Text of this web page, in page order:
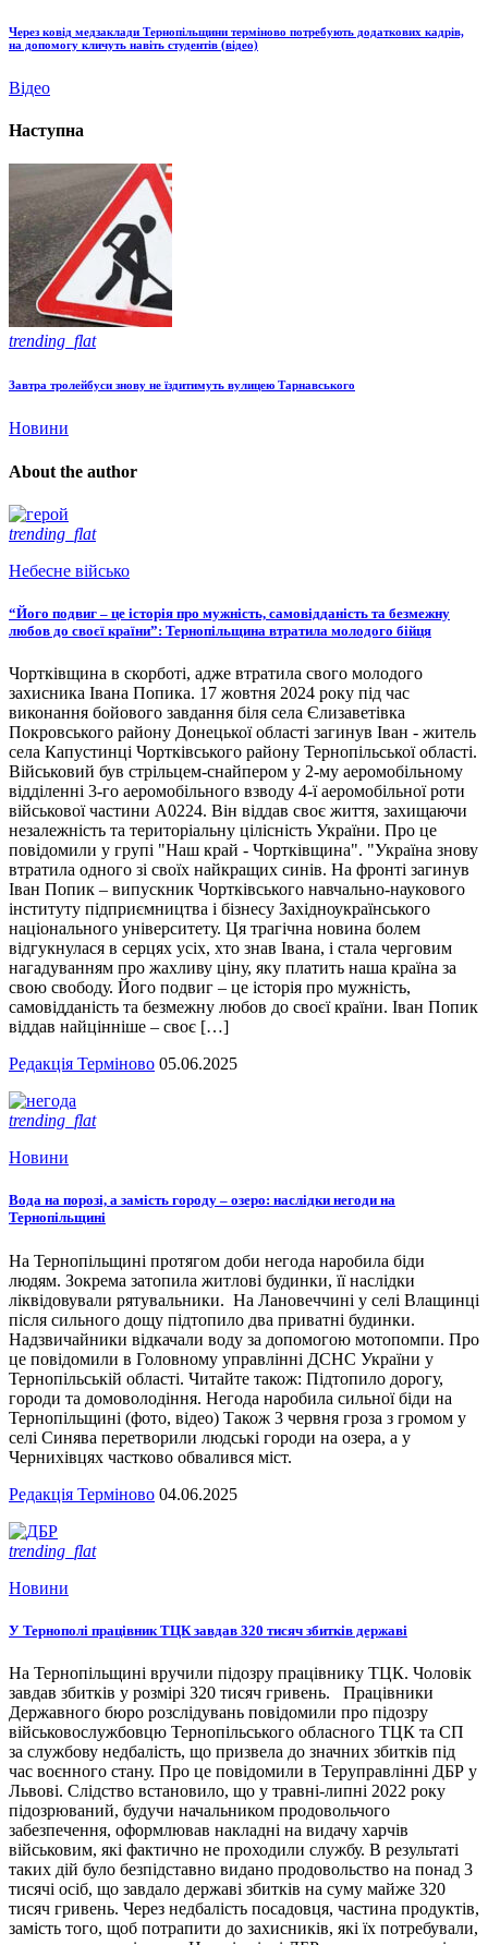
Через ковід медзаклади Тернопільщини терміново потребують додаткових кадрів,
на допомогу кличуть навіть студентів (відео)
Відео
Наступна
trending_flat
Завтра тролейбуси знову не їздитимуть вулицею Тарнавського
Новини
About the author
trending_flat
Небесне військо
“Його подвиг – це історія про мужність, самовідданість та безмежну
любов до своєї країни”: Тернопільщина втратила молодого бійця
Чортківщина в скорботі, адже втратила свого молодого
захисника Івана Попика. 17 жовтня 2024 року під час
виконання бойового завдання біля села Єлизаветівка
Покровського району Донецької області загинув Іван - житель
села Капустинці Чортківського району Тернопільської області.
Військовий був стрільцем-снайпером у 2-му аеромобільному
відділенні 3-го аеромобільного взводу 4-ї аеромобільної роти
військової частини А0224. Він віддав своє життя, захищаючи
незалежність та територіальну цілісність України. Про це
повідомили у групі "Наш край - Чортківщина". "Україна знову
втратила одного зі своїх найкращих синів. На фронті загинув
Іван Попик – випускник Чортківського навчально-наукового
інституту підприємництва і бізнесу Західноукраїнського
національного університету. Ця трагічна новина болем
відгукнулася в серцях усіх, хто знав Івана, і стала черговим
нагадуванням про жахливу ціну, яку платить наша країна за
свою свободу. Його подвиг – це історія про мужність,
самовідданість та безмежну любов до своєї країни. Іван Попик
віддав найцінніше – своє […]
Редакція Терміново 05.06.2025
trending_flat
Новини
Вода на порозі, а замість городу – озеро: наслідки негоди на
Тернопільщині
На Тернопільщині протягом доби негода наробила біди
людям. Зокрема затопила житлові будинки, її наслідки
ліквідовували рятувальники. На Лановеччині у селі Влащинці
після сильного дощу підтопило два приватні будинки.
Надзвичайники відкачали воду за допомогою мотопомпи. Про
це повідомили в Головному управлінні ДСНС України у
Тернопільській області. Читайте також: Підтопило дорогу,
городи та домоволодіння. Негода наробила сильної біди на
Тернопільщині (фото, відео) Також 3 червня гроза з громом у
селі Синява перетворили людські городи на озера, а у
Чернихівцях частково обвалився міст.
Редакція Терміново 04.06.2025
trending_flat
Новини
У Тернополі працівник ТЦК завдав 320 тисяч збитків державі
На Тернопільщині вручили підозру працівнику ТЦК. Чоловік
завдав збитків у розмірі 320 тисяч гривень. Працівники
Державного бюро розслідувань повідомили про підозру
військовослужбовцю Тернопільського обласного ТЦК та СП
за службову недбалість, що призвела до значних збитків під
час воєнного стану. Про це повідомили в Теруправлінні ДБР у
Львові. Слідство встановило, що у травні-липні 2022 року
підозрюваний, будучи начальником продовольчого
забезпечення, оформлював накладні на видачу харчів
військовим, які фактично не проходили службу. В результаті
таких дій було безпідставно видано продовольство на понад 3
тисячі осіб, що завдало державі збитків на суму майже 320
тисяч гривень. Через недбалість посадовця, частина продуктів,
замість того, щоб потрапити до захисників, які їх потребували,